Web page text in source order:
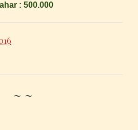
: 500.000
~ ~